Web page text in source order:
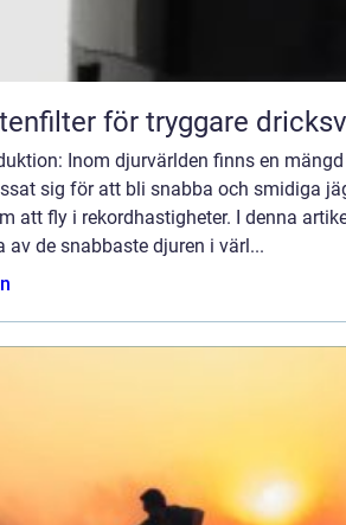
för tryggare
Inom djurvärlden finns en
sig för att bli snabba och smidiga
att fly i rekordhastigheter. I denna
av de snabbaste djuren i värl...